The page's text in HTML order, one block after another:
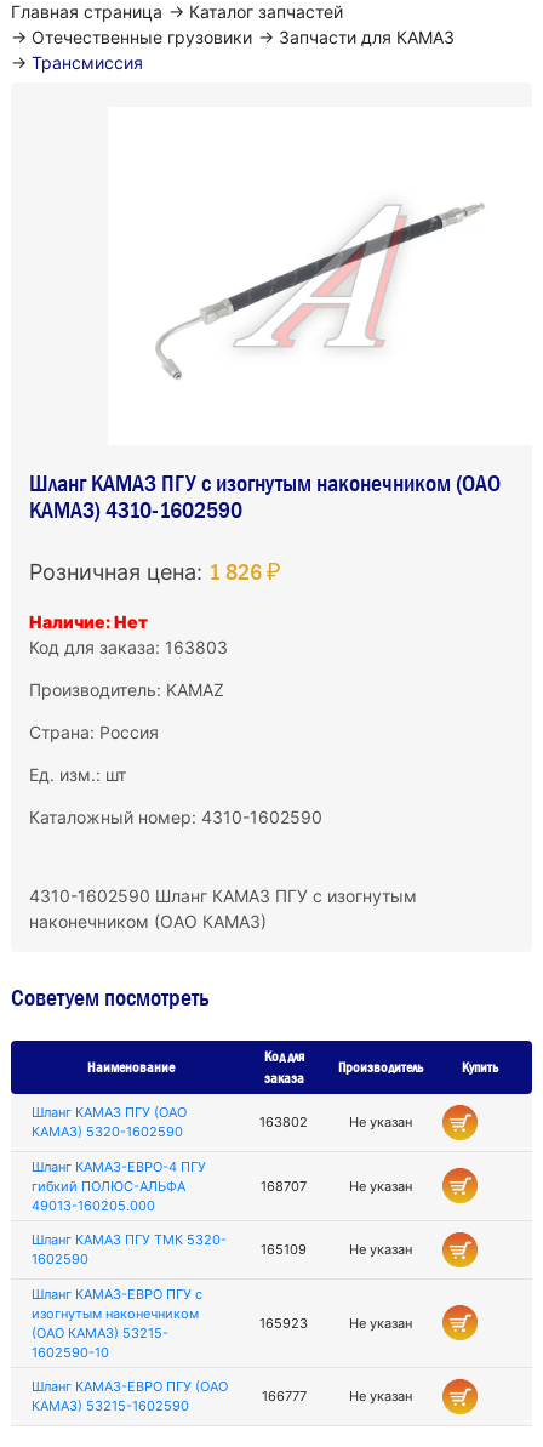
Главная страница → Каталог запчастей
→ Отечественные грузовики → Запчасти для КАМАЗ
→ Трансмиссия
Шланг КАМАЗ ПГУ с изогнутым наконечником (ОАО
КАМАЗ) 4310-1602590
Розничная цена: 1 826 ₽
Наличие: Нет
Код для заказа: 163803
Производитель: KAMAZ
Страна: Россия
Ед. изм.: шт
Каталожный номер: 4310-1602590
4310-1602590 Шланг КАМАЗ ПГУ с изогнутым
наконечником (ОАО КАМАЗ)
Советуем посмотреть
Наименование
Код для
заказа
Производитель Купить
Шланг КАМАЗ ПГУ (ОАО
КАМАЗ) 5320-1602590
163802 Не указан
Шланг КАМАЗ-ЕВРО-4 ПГУ
гибкий ПОЛЮС-АЛЬФА
49013-160205.000
168707 Не указан
Шланг КАМАЗ ПГУ ТМК 5320-
1602590
165109 Не указан
Шланг КАМАЗ-ЕВРО ПГУ с
изогнутым наконечником
(ОАО КАМАЗ) 53215-
1602590-10
165923 Не указан
Шланг КАМАЗ-ЕВРО ПГУ (ОАО
КАМАЗ) 53215-1602590
166777 Не указан